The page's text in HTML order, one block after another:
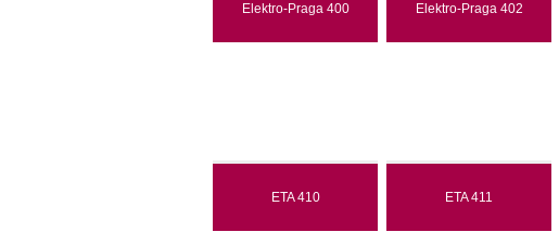
Elektro-Praga 400 Elektro-Praga 402
ETA 410 ETA 411